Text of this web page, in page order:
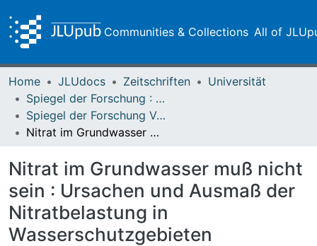
Communities & Collections All of
Home JLUdocs Zeitschriften
Universität
Spiegel der Forschung : Wissenschaftsmagazin
Spiegel der Forschung Vol. 09 (1992) Heft 1
Nitrat im Grundwasser muß nicht sein : Ursachen und Ausmaß der Nitratbelastung in Wasserschutzgebieten
Nitrat im Grundwasser muß nicht
sein : Ursachen und Ausmaß der
Nitratbelastung in
Wasserschutzgebieten